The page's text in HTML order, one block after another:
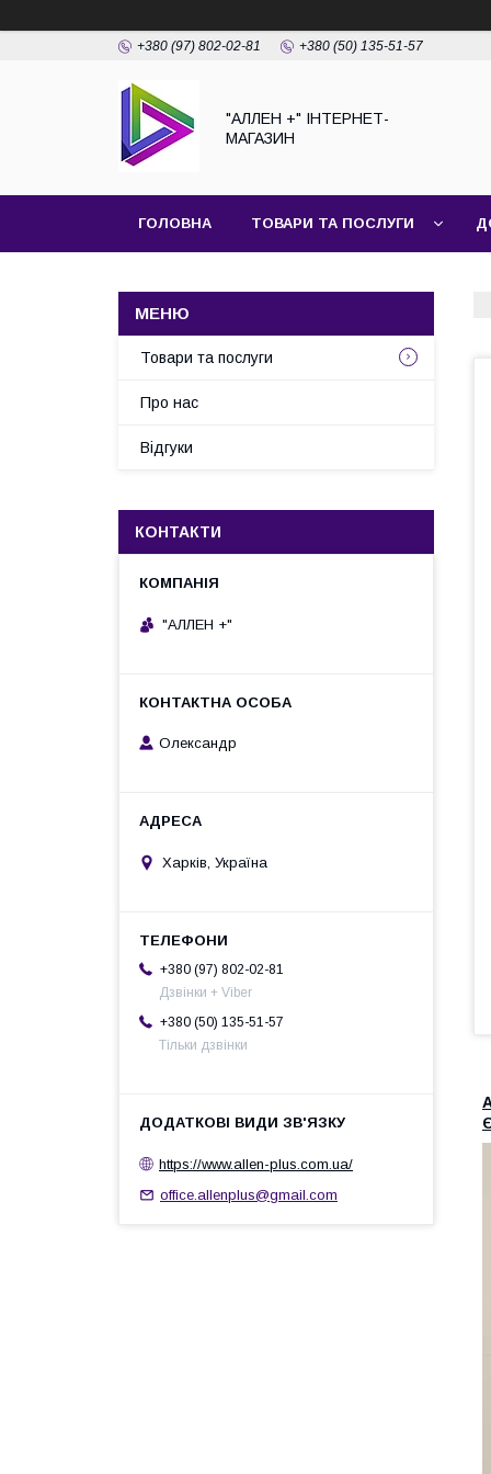
+380 (97) 802-02-81 +380 (50) 135-51-57
"АЛЛЕН +" ІНТЕРНЕТ-
МАГАЗИН
ГОЛОВНА ТОВАРИ ТА ПОСЛУГИ
Товари та послуги
Про нас
Відгуки
КОНТАКТИ
"АЛЛЕН +"
Олександр
Харків, Україна
+380 (97) 802-02-81
Дзвінки + Viber
+380 (50) 135-51-57
Тільки дзвінки
https://www.allen-plus.com.ua/
office.allenplus@gmail.com